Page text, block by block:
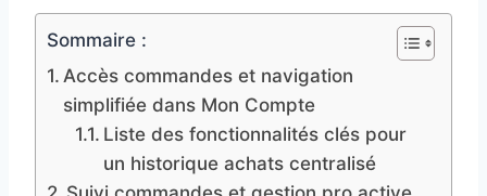
Sommaire :
Accès commandes et navigation
simplifiée dans Mon Compte
Liste des fonctionnalités clés pour
un historique achats centralisé